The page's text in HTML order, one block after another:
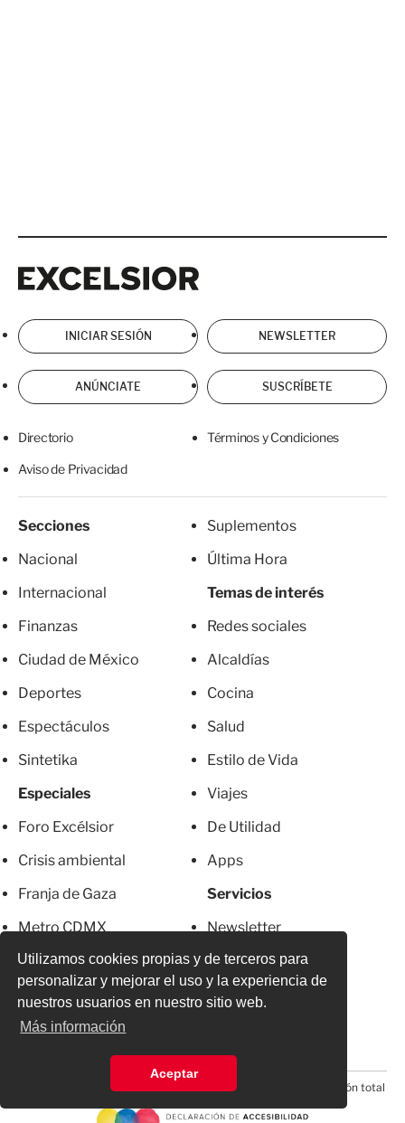
Utilizamos cookies propias y de terceros para
personalizar y mejorar el uso y la experiencia de
nuestros usuarios en nuestro sitio web.
Más información
Aceptar
INICIAR SESIÓN NEWSLETTER
ANÚNCIATE SUSCRÍBETE
Directorio Términos y Condiciones
Aviso de Privacidad
Secciones
Nacional
Internacional
Finanzas
Ciudad de México
Deportes
Espectáculos
Sintetika
Especiales
Foro Excélsior
Crisis ambiental
Franja de Gaza
Metro CDMX
El Chapo
Más Excelsior
Mujeres
Suplementos
Última Hora
Temas de interés
Redes sociales
Alcaldías
Cocina
Salud
Estilo de Vida
Viajes
De Utilidad
Apps
Servicios
Newsletter
Anúnciate
Directorio
© 2026 Todos los derechos reservados. Prohibida la reproducción total